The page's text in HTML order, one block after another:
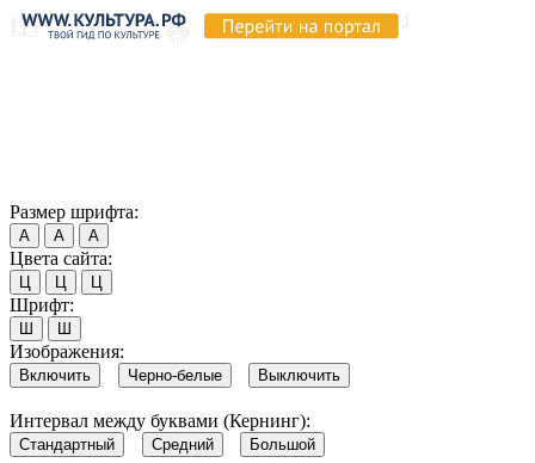
Размер шрифта:
А А А
Цвета сайта:
Ц Ц Ц
Шрифт:
Ш Ш
Изображения:
Включить Черно-белые Выключить
Интервал между буквами (Кернинг):
Стандартный Средний Большой